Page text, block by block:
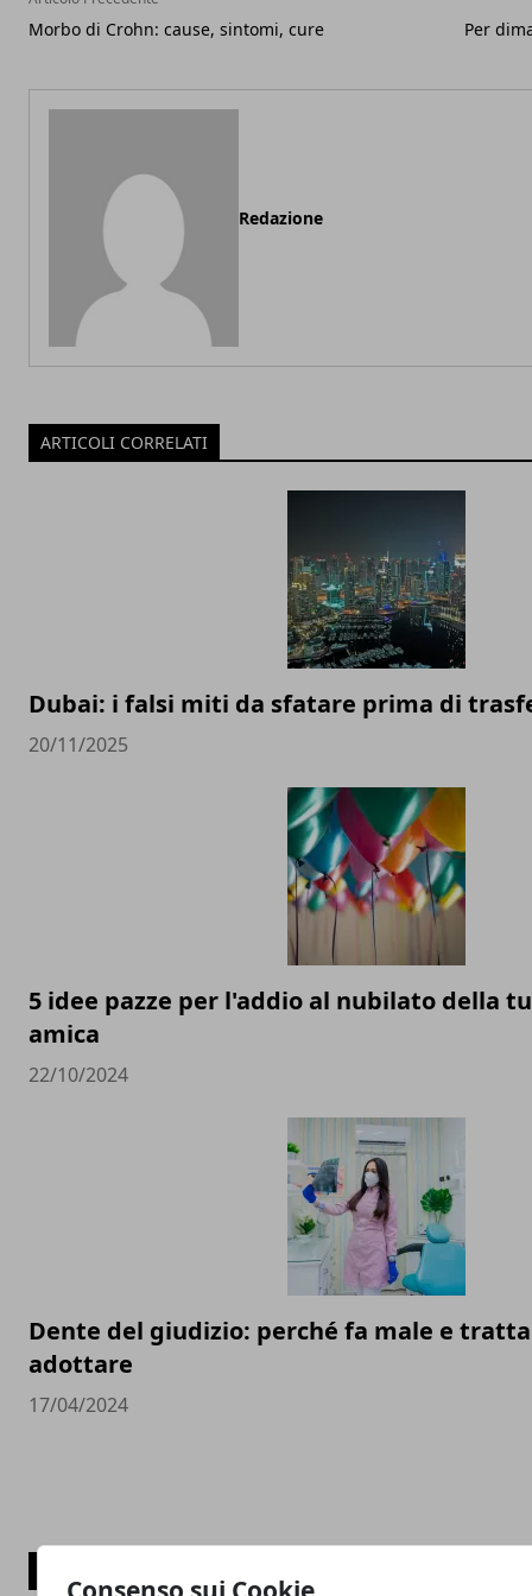
Morbo di Crohn: cause, sintomi, cure Per
Redazione
ARTICOLI CORRELATI
Dubai: i falsi miti da sfatare prima di
20/11/2025
5 idee pazze per l'addio al nubilato della
amica
22/10/2024
Dente del giudizio: perché fa male e
adottare
17/04/2024